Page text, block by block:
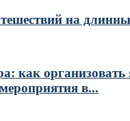
на
как организовать
в...